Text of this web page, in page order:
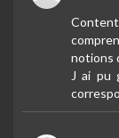
notions
J ai pu